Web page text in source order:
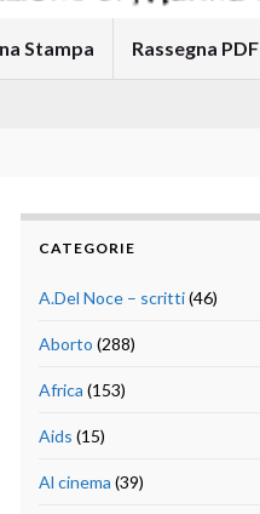
Stampa Rassegna PDF
CATEGORIE
A.Del Noce – scritti(46)
Aborto (288)
Africa (153)
Aids (15)
Al cinema (39)